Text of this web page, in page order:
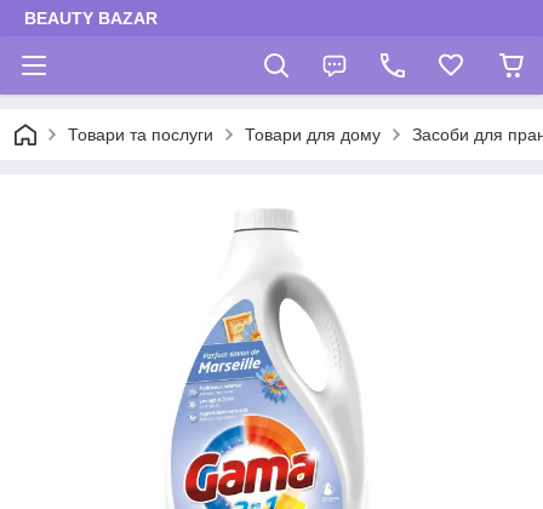
BEAUTY BAZAR
Товари та послуги Товари для дому Засоби для